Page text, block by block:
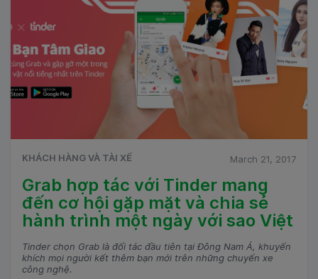
KHÁCH HÀNG VÀ TÀI XẾ March 21, 2017
Grab hợp tác với Tinder mang
đến cơ hội gặp mặt và chia sẻ
hành trình một ngày với sao Việt
Tinder chọn Grab là đối tác đầu tiên tại Đông Nam Á, khuyến
khích mọi người kết thêm bạn mới trên những chuyến xe
công nghệ.